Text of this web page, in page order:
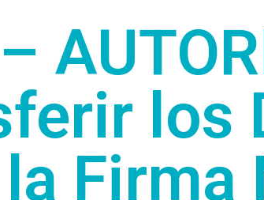
los
Firma